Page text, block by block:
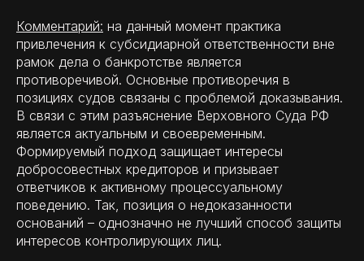
Комментарий: на данный момент практика
привлечения к субсидиарной ответственности вне
рамок дела о банкротстве является
противоречивой. Основные противоречия в
позициях судов связаны с проблемой доказывания.
В связи с этим разъяснение Верховного Суда РФ
является актуальным и своевременным.
Формируемый подход защищает интересы
добросовестных кредиторов и призывает
ответчиков к активному процессуальному
поведению. Так, позиция о недоказанности
оснований – однозначно не лучший способ защиты
интересов контролирующих лиц.